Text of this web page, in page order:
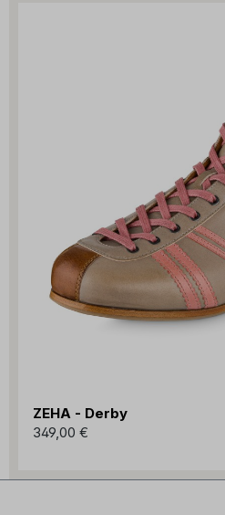
ZEHA - Derby
349,00 €